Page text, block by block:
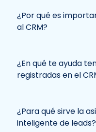
¿Por qué es
al CRM?
¿En qué te ayuda
registradas en el
¿Para qué sirve la
inteligente de leads?